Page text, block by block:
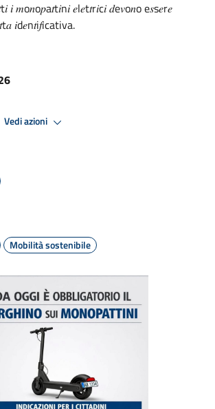
𝑖 𝑚o𝑛o𝑝a𝑡t𝑖n𝑖 𝑒l𝑒t𝑡r𝑖c𝑖 𝑑e𝑣o𝑛o e𝑠s𝑒r𝑒
𝑖d𝑒n𝑡i𝑓icativa.
Vedi azioni
Mobilità sostenibile